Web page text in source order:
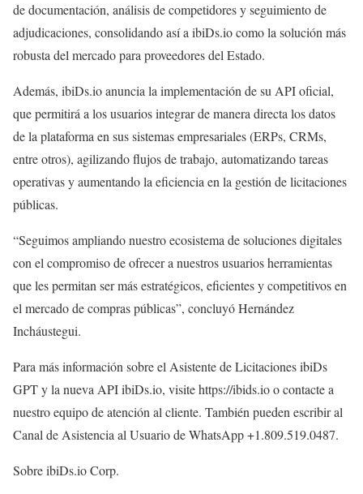
de documentación, análisis de competidores y seguimiento de
adjudicaciones, consolidando así a ibiDs.io como la solución más
robusta del mercado para proveedores del Estado.
Además, ibiDs.io anuncia la implementación de su API oficial,
que permitirá a los usuarios integrar de manera directa los datos
de la plataforma en sus sistemas empresariales (ERPs, CRMs,
entre otros), agilizando flujos de trabajo, automatizando tareas
operativas y aumentando la eficiencia en la gestión de licitaciones
públicas.
“Seguimos ampliando nuestro ecosistema de soluciones digitales
con el compromiso de ofrecer a nuestros usuarios herramientas
que les permitan ser más estratégicos, eficientes y competitivos en
el mercado de compras públicas”, concluyó Hernández
Incháustegui.
Para más información sobre el Asistente de Licitaciones ibiDs
GPT y la nueva API ibiDs.io, visite https://ibids.io o contacte a
nuestro equipo de atención al cliente. También pueden escribir al
Canal de Asistencia al Usuario de WhatsApp +1.809.519.0487.
Sobre ibiDs.io Corp.